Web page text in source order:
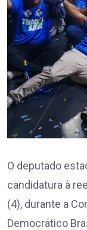
O deputado
candidatura à
(4), durante a
Democrático